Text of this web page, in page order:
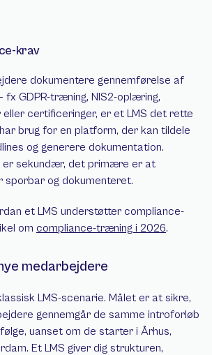
krav
dokumentere gennemførelse af
GDPR-træning, NIS2-oplæring,
certificeringer, er et LMS det rette
brug for en platform, der kan tildele
og generere dokumentation.
er sekundær, det primære er at
sporbar og dokumenteret.
et LMS understøtter compliance-
om compliance-træning i 2026.
medarbejdere
LMS-scenarie. Målet er at sikre,
gennemgår de samme introforløb
uanset om de starter i Århus,
Et LMS giver dig strukturen,